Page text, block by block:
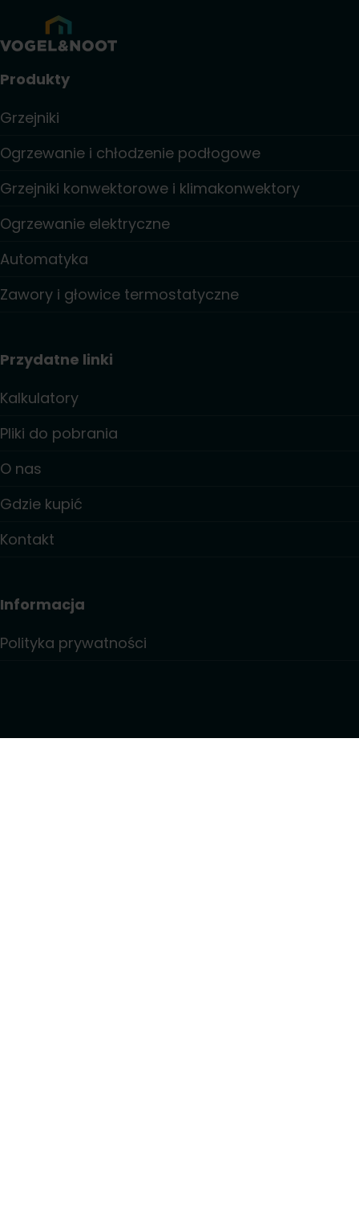
Produkty
Grzejniki
Ogrzewanie i chłodzenie podłogowe
Grzejniki konwektorowe i klimakonwektory
Ogrzewanie elektryczne
Automatyka
Zawory i głowice termostatyczne
Przydatne linki
Kalkulatory
Pliki do pobrania
O nas
Gdzie kupić
Kontakt
Informacja
Polityka prywatności